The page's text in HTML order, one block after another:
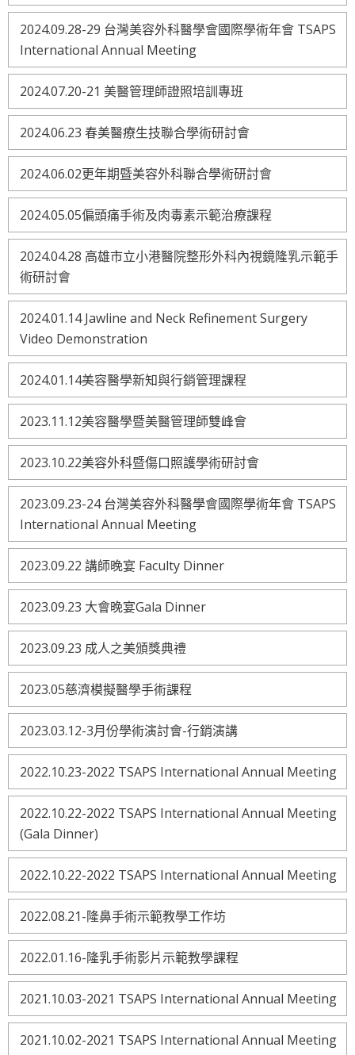
2024.09.28-29 台灣美容外科醫學會國際學術年會 TSAPS
International Annual Meeting
2024.07.20-21 美醫管理師證照培訓專班
2024.06.23 春美醫療生技聯合學術研討會
2024.06.02更年期暨美容外科聯合學術研討會
2024.05.05偏頭痛手術及肉毒素示範治療課程
2024.04.28 高雄市立小港醫院整形外科內視鏡隆乳示範手
術研討會
2024.01.14 Jawline and Neck Refinement Surgery
Video Demonstration
2024.01.14美容醫學新知與行銷管理課程
2023.11.12美容醫學暨美醫管理師雙峰會
2023.10.22美容外科暨傷口照護學術研討會
2023.09.23-24 台灣美容外科醫學會國際學術年會 TSAPS
International Annual Meeting
2023.09.22 講師晚宴 Faculty Dinner
2023.09.23 大會晚宴Gala Dinner
2023.09.23 成人之美頒獎典禮
2023.05慈濟模擬醫學手術課程
2023.03.12-3月份學術演討會-行銷演講
2022.10.23-2022 TSAPS International Annual Meeting
2022.10.22-2022 TSAPS International Annual Meeting
(Gala Dinner)
2022.10.22-2022 TSAPS International Annual Meeting
2022.08.21-隆鼻手術示範教學工作坊
2022.01.16-隆乳手術影片示範教學課程
2021.10.03-2021 TSAPS International Annual Meeting
2021.10.02-2021 TSAPS International Annual Meeting